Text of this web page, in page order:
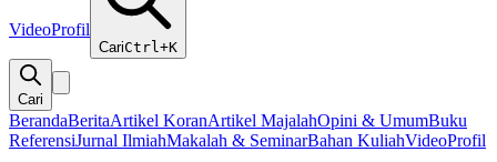
VideoProfil
CariCtrl+K
Cari
BerandaBeritaArtikel KoranArtikel MajalahOpini & UmumBuku
ReferensiJurnal IlmiahMakalah & SeminarBahan KuliahVideoProfil